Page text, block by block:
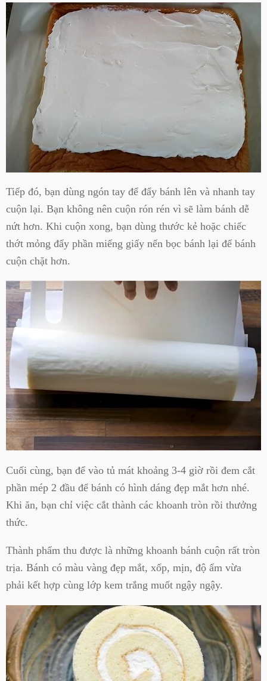
Tiếp đó, bạn dùng ngón tay để đẩy bánh lên và nhanh tay
cuộn lại. Bạn không nên cuộn rón rén vì sẽ làm bánh dễ
nứt hơn. Khi cuộn xong, bạn dùng thước kẻ hoặc chiếc
thớt mỏng đẩy phần miếng giấy nến bọc bánh lại để bánh
cuộn chặt hơn.
Cuối cùng, bạn để vào tủ mát khoảng 3-4 giờ rồi đem cắt
phần mép 2 đầu để bánh có hình dáng đẹp mắt hơn nhé.
Khi ăn, bạn chỉ việc cắt thành các khoanh tròn rồi thưởng
thức.
Thành phẩm thu được là những khoanh bánh cuộn rất tròn
trịa. Bánh có màu vàng đẹp mắt, xốp, mịn, độ ẩm vừa
phải kết hợp cùng lớp kem trắng muốt ngậy ngậy.